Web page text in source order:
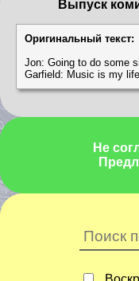
Выпуск
Оригинальный текст:
Jon: Going to do some
Garfield: Music is my life
Не